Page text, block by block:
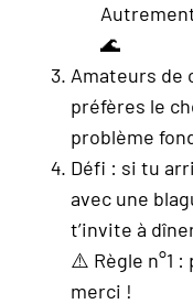
🌊
Amateurs de
préfères le
problème
Défi : si tu
avec une
t’invite à
⚠️ Règle n°1 :
merci !